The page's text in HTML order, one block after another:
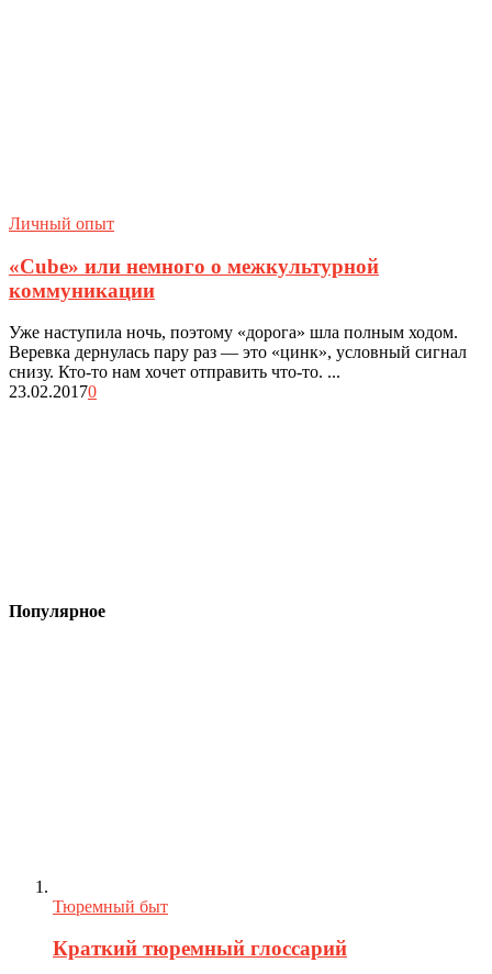
Личный опыт
«Cube» или немного о межкультурной
коммуникации
Уже наступила ночь, поэтому «дорога» шла полным ходом.
Веревка дернулась пару раз — это «цинк», условный сигнал
снизу. Кто-то нам хочет отправить что-то. ...
23.02.20170
Популярное
Тюремный быт
Краткий тюремный глоссарий